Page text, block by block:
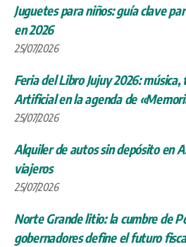
Juguetes para niños: guía clave
en 2026
25/07/2026
Feria del Libro Jujuy 2026:
Artificial en la agenda de
25/07/2026
Alquiler de autos sin depósito en
viajeros
25/07/2026
Norte Grande litio: la cumbre de
gobernadores define el futuro